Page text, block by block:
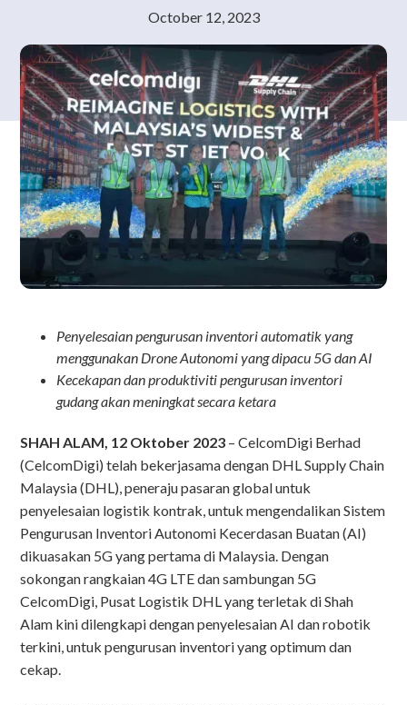
October 12, 2023
Penyelesaian pengurusan inventori automatik yang
menggunakan Drone Autonomi yang dipacu 5G dan AI
Kecekapan dan produktiviti pengurusan inventori
gudang akan meningkat secara ketara
SHAH ALAM, 12 Oktober 2023 – CelcomDigi Berhad
(CelcomDigi) telah bekerjasama dengan DHL Supply Chain
Malaysia (DHL), peneraju pasaran global untuk
penyelesaian logistik kontrak, untuk mengendalikan Sistem
Pengurusan Inventori Autonomi Kecerdasan Buatan (AI)
dikuasakan 5G yang pertama di Malaysia. Dengan
sokongan rangkaian 4G LTE dan sambungan 5G
CelcomDigi, Pusat Logistik DHL yang terletak di Shah
Alam kini dilengkapi dengan penyelesaian AI dan robotik
terkini, untuk pengurusan inventori yang optimum dan
cekap.